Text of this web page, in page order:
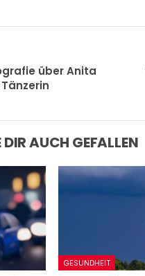
über Anita
AUCH GEFALLEN
GESUNDHEIT